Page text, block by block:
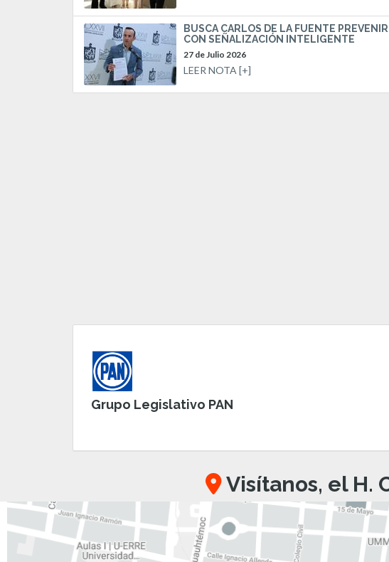
BUSCA CARLOS DE LA FUENTE
CON SEÑALIZACIÓN INTELIGENTE
27 de Julio 2026
LEER NOTA [+]
Grupo Legislativo PAN
Visítanos, el H.